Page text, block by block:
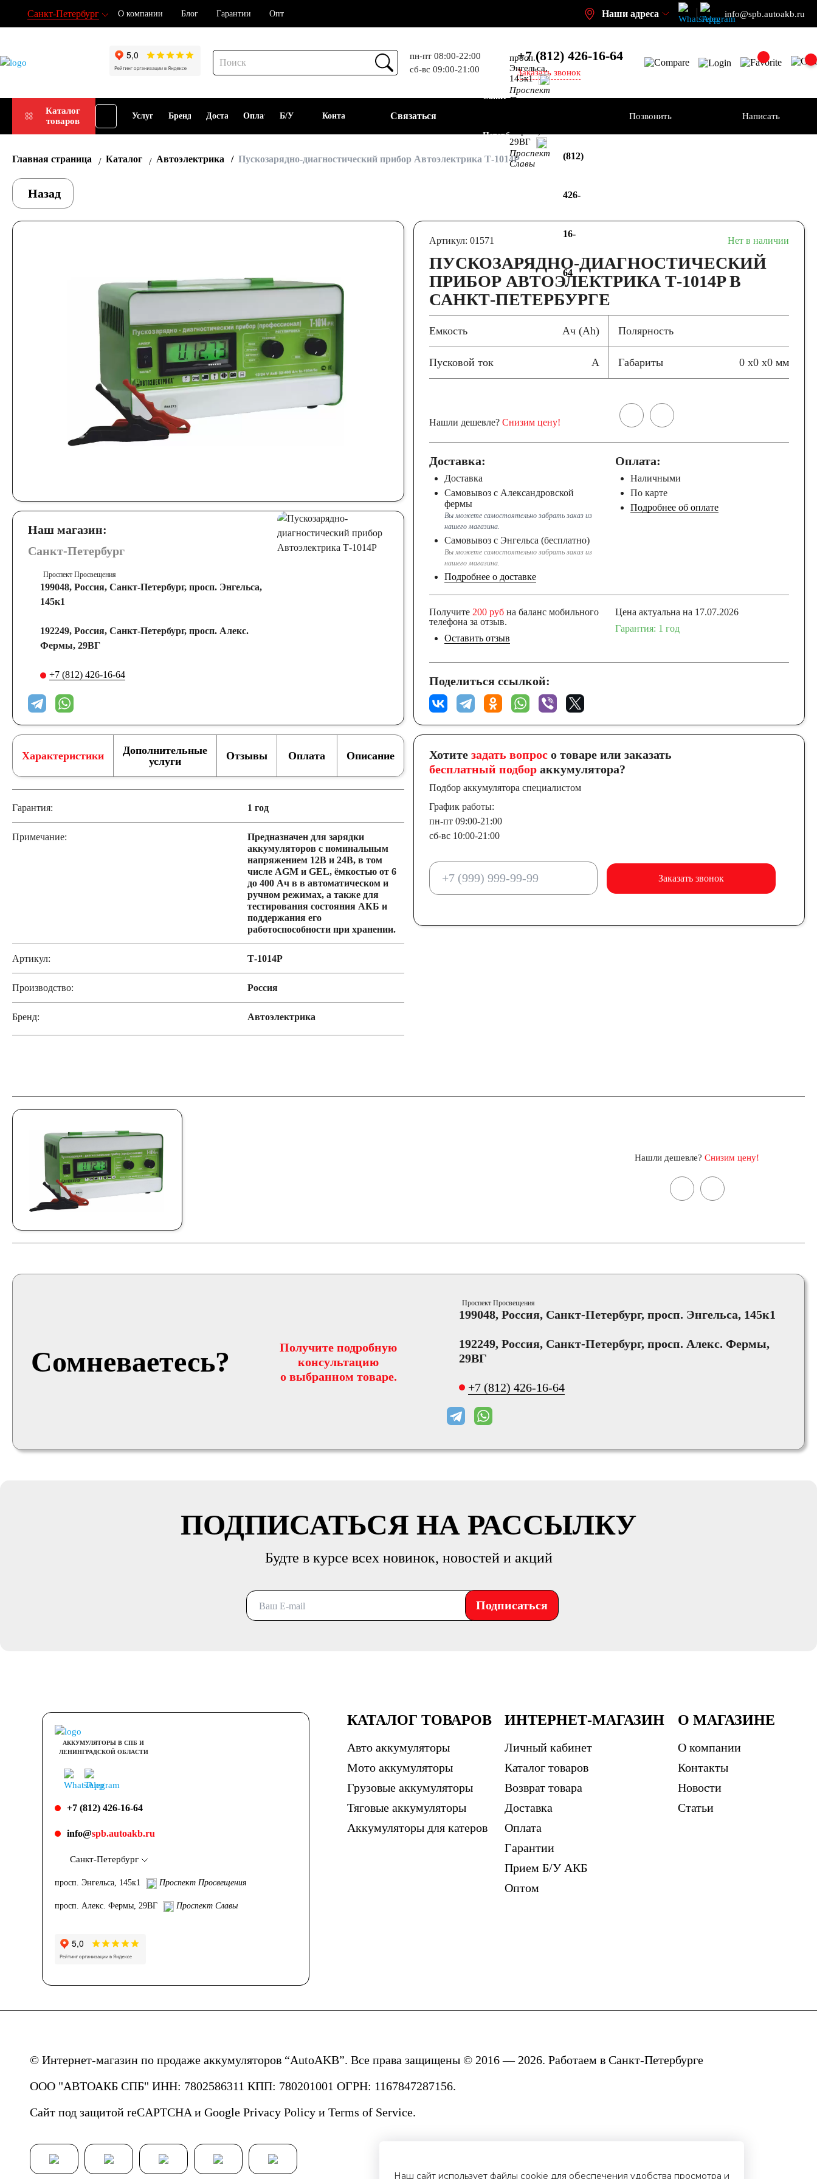
Санкт-Петербург О компании Блог Гарантии Опт Наши адреса info@spb.autoakb.ru
пн-пт 08:00-22:00
сб-вс 09:00-21:00
+7 (812) 426-16-64
Заказать звонок
Каталог
товаров
Подбор
АКБ
Услуги Бренды Доставка Оплата
Прием
Б/У Контакты Связаться
Санкт-
Петербург
просп.
Энгельса,
145к1
Проспект
Просвещения
29ВГ
Проспект
Славы
(812)
426-
16-
64
Позвонить Написать
Главная страница Каталог Автоэлектрика Пускозарядно-диагностический прибор Автоэлектрика Т-1014P
Назад
Наш магазин:
Санкт-Петербург
Проспект Просвещения
199048, Россия, Санкт-Петербург, просп. Энгельса,
145к1
192249, Россия, Санкт-Петербург, просп. Алекс.
Фермы, 29ВГ
+7 (812) 426-16-64
Артикул: 01571 Нет в наличии
ПУСКОЗАРЯДНО-ДИАГНОСТИЧЕСКИЙ
ПРИБОР АВТОЭЛЕКТРИКА Т-1014P В
САНКТ-ПЕТЕРБУРГЕ
Емкость Ач (Ah) Полярность
Пусковой ток А Габариты 0 x0 x0 мм
Нашли дешевле? Снизим цену!
Доставка:
Доставка
Самовывоз с Александровской
фермы
Вы можете самостоятельно забрать заказ из
нашего магазина.
Самовывоз с Энгельса (бесплатно)
Вы можете самостоятельно забрать заказ из
нашего магазина.
Подробнее о доставке
Оплата:
Наличными
По карте
Подробнее об оплате
Получите 200 рубна баланс мобильного
телефона за отзыв.
Оставить отзыв
Цена актуальна на 17.07.2026
Гарантия: 1 год
Поделиться ссылкой:
Характеристики
Дополнительные
услуги
Отзывы Оплата Описание
Гарантия: 1 год
Примечание:
Предназначен для зарядки
аккумуляторов с номинальным
напряжением 12В и 24В, в том
числе AGM и GEL, ёмкостью от 6
до 400 Ач в в автоматическом и
ручном режимах, а также для
тестирования состояния АКБ и
поддержания его
работоспособности при хранении.
Артикул: Т-1014Р
Производство: Россия
Бренд: Автоэлектрика
Хотите задать вопросо товаре или заказать
бесплатный подбораккумулятора?
Подбор аккумулятора специалистом
График работы:
пн-пт 09:00-21:00
сб-вс 10:00-21:00
Заказать звонок
Нашли дешевле? Снизим цену!
Сомневаетесь?
Получите подробную
консультацию
о выбранном товаре.
Проспект Просвещения
199048, Россия, Санкт-Петербург, просп. Энгельса, 145к1
192249, Россия, Санкт-Петербург, просп. Алекс. Фермы,
29ВГ
+7 (812) 426-16-64
ПОДПИСАТЬСЯ НА РАССЫЛКУ
Будте в курсе всех новинок, новостей и акций
Подписаться
АККУМУЛЯТОРЫ В СПБ И
ЛЕНИНГРАДСКОЙ ОБЛАСТИ
+7 (812) 426-16-64
info@spb.autoakb.ru
Санкт-Петербург
просп. Энгельса, 145к1 Проспект Просвещения
просп. Алекс. Фермы, 29ВГ Проспект Славы
КАТАЛОГ ТОВАРОВ
Авто аккумуляторы
Мото аккумуляторы
Грузовые аккумуляторы
Тяговые аккумуляторы
Аккумуляторы для катеров
ИНТЕРНЕТ-МАГАЗИН
Личный кабинет
Каталог товаров
Возврат товара
Доставка
Оплата
Гарантии
Прием Б/У АКБ
Оптом
О МАГАЗИНЕ
О компании
Контакты
Новости
Статьи
© Интернет-магазин по продаже аккумуляторов “AutoAKB”. Все права защищены © 2016 — 2026. Работаем в Санкт-Петербурге
ООО "АВТОАКБ СПБ" ИНН: 7802586311 КПП: 780201001 ОГРН: 1167847287156.
Сайт под защитой reCAPTCHA и Google Privacy Policy и Terms of Service.
Наш сайт использует файлы cookie для обеспечения удобства просмотра и